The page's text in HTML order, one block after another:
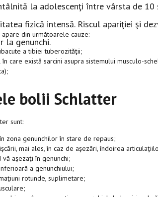
la adolescenţi între vârsta de 10
fizică intensă. Riscul apariţiei şi
la genunchi.
din următoarele cauze:
a tibiei tuberozităţii;
în care există sarcini asupra sistemului musculo-
bolii Schlatter
sunt:
zona genunchilor în stare de repaus;
mai ales, în caz de aşezări, îndoirea
aşezaţi în genunchi;
a genunchiului;
rotunde, suplimetare;